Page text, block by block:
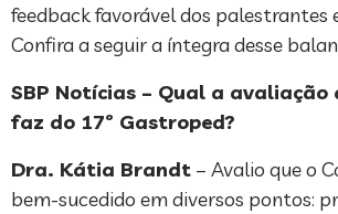
feedback favorável dos palestrantes
Confira a seguir a íntegra desse
SBP Notícias – Qual a avaliação
faz do 17º Gastroped?
Dra. Kátia Brandt – Avalio que o
bem-sucedido em diversos pontos: